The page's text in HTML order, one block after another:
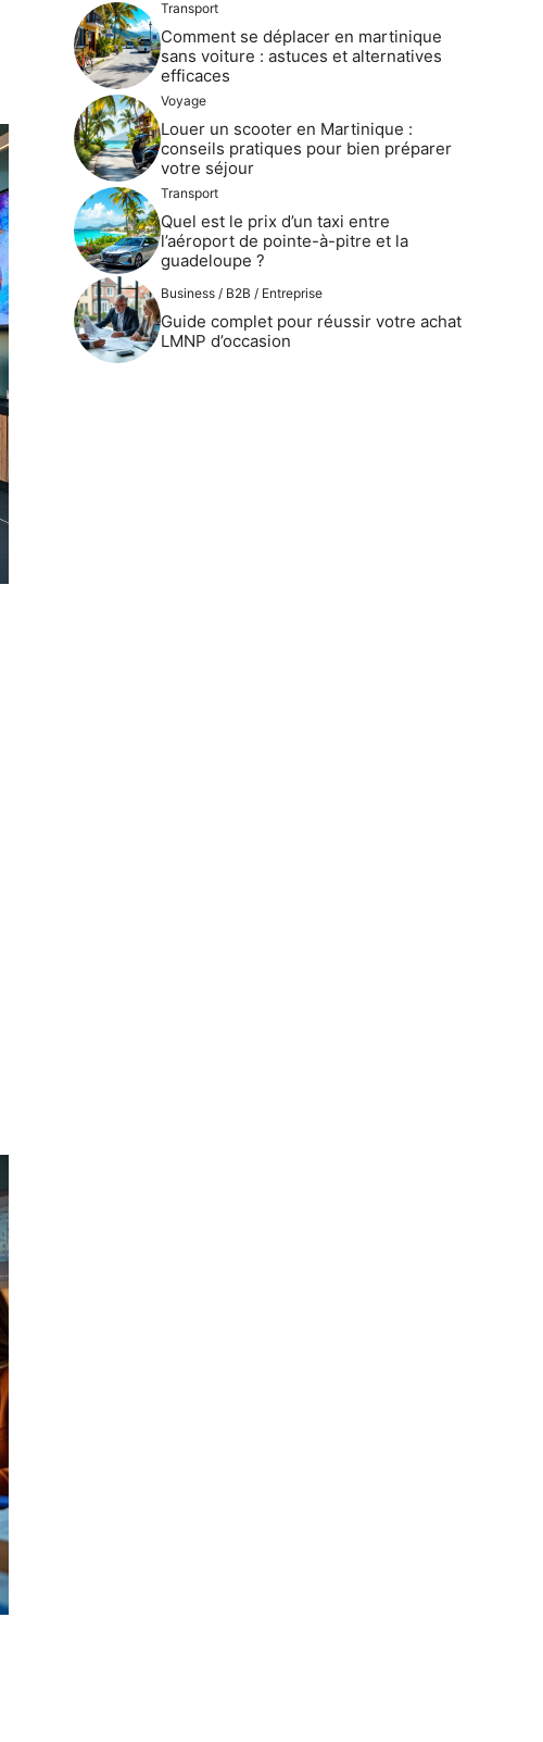
Transport
Comment se déplacer en martinique
sans voiture : astuces et alternatives
efficaces
Voyage
Louer un scooter en Martinique :
conseils pratiques pour bien préparer
votre séjour
Transport
Quel est le prix d’un taxi entre
l’aéroport de pointe-à-pitre et la
guadeloupe ?
Business / B2B / Entreprise
Guide complet pour réussir votre achat
LMNP d’occasion